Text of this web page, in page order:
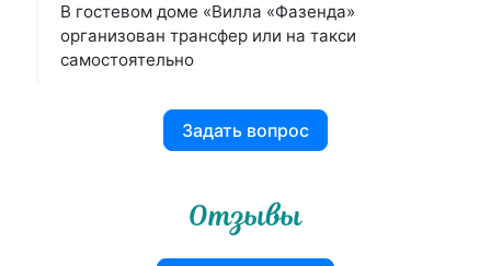
В гостевом доме «Вилла «Фазенда»
организован трансфер или на такси
самостоятельно
Задать вопрос
Отзывы